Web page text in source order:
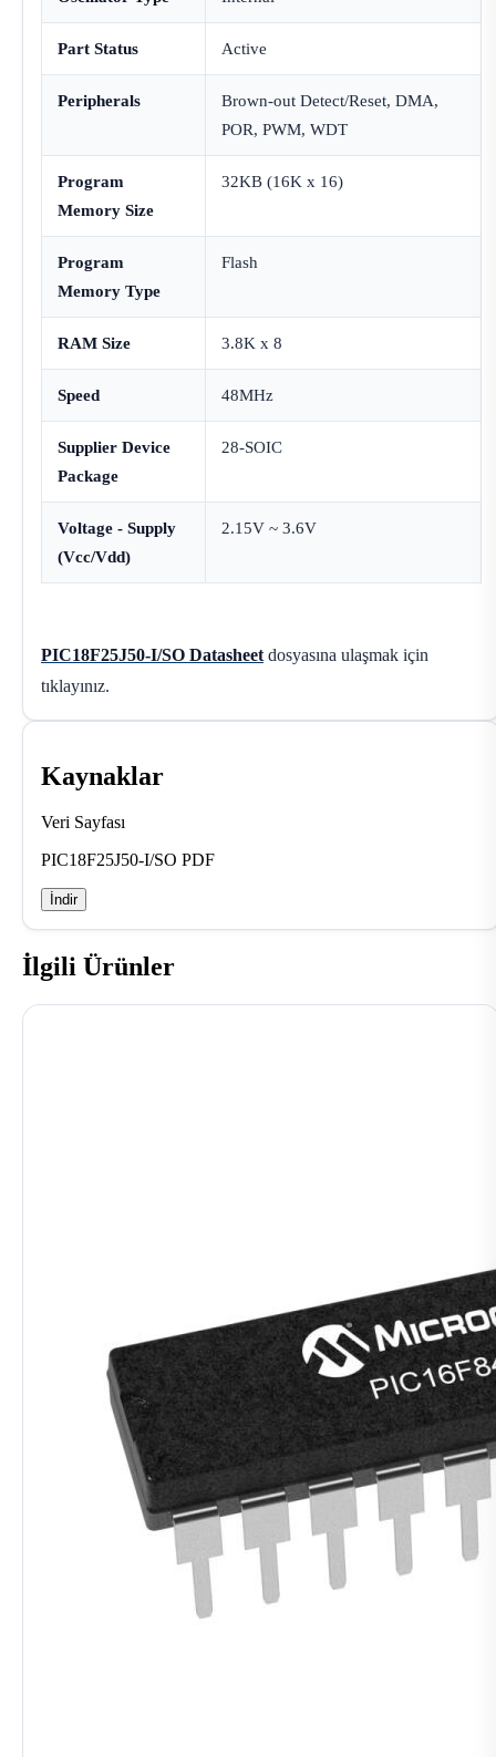
Part Status Active
Peripherals
Brown-out Detect/Reset, DMA,
POR, PWM, WDT
Program
Memory Size
32KB (16K x 16)
Program
Memory Type
Flash
RAM Size 3.8K x 8
Speed 48MHz
Supplier Device
Package
28-SOIC
Voltage - Supply
(Vcc/Vdd)
2.15V ~ 3.6V
PIC18F25J50-I/SO Datasheet dosyasına ulaşmak için
tıklayınız.
Kaynaklar
Veri Sayfası
PIC18F25J50-I/SO PDF
İndir
İlgili Ürünler